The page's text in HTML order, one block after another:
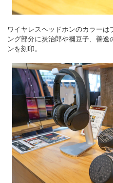
ワイヤレスヘッドホンのカラー
ング部分に炭治郎や禰豆子、善
ンを刻印。